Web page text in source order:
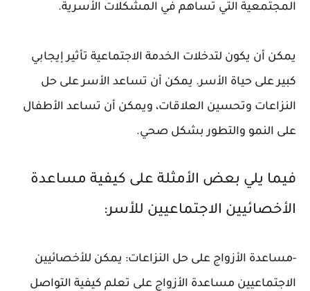
المجتمعية التي تساهم في المشكلات الأسرية.
يمكن أن يكون لتدخلات الخدمة الاجتماعية تأثير إيجابي
كبير على حياة الأسر. يمكن أن تساعد الأسر على حل
النزاعات وتحسين العلاقات، ويمكن أن تساعد الأطفال
على النمو والتطور بشكل صحي.
فيما يلي بعض الأمثلة على كيفية مساعدة
الأخصائيين الاجتماعيين للأسر:
-مساعدة الأزواج على حل النزاعات: يمكن للأخصائيين
الاجتماعيين مساعدة الأزواج على تعلم كيفية التواصل